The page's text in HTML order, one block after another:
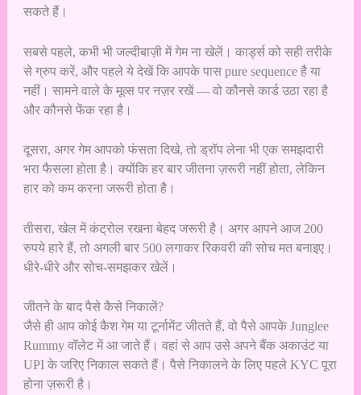
सकते हैं।
सबसे पहले, कभी भी जल्दीबाज़ी में गेम ना खेलें। कार्ड्स को सही तरीके
से ग्रुप करें, और पहले ये देखें कि आपके पास pure sequence है या
नहीं। सामने वाले के मूव्स पर नज़र रखें — वो कौनसे कार्ड उठा रहा है
और कौनसे फेंक रहा है।
दूसरा, अगर गेम आपको फंसता दिखे, तो ड्रॉप लेना भी एक समझदारी
भरा फैसला होता है। क्योंकि हर बार जीतना ज़रूरी नहीं होता, लेकिन
हार को कम करना जरूरी होता है।
तीसरा, खेल में कंट्रोल रखना बेहद जरूरी है। अगर आपने आज 200
रुपये हारे हैं, तो अगली बार 500 लगाकर रिकवरी की सोच मत बनाइए।
धीरे-धीरे और सोच-समझकर खेलें।
जीतने के बाद पैसे कैसे निकालें?
जैसे ही आप कोई कैश गेम या टूर्नामेंट जीतते हैं, वो पैसे आपके Junglee
Rummy वॉलेट में आ जाते हैं। वहां से आप उसे अपने बैंक अकाउंट या
UPI के जरिए निकाल सकते हैं। पैसे निकालने के लिए पहले KYC पूरा
होना ज़रूरी है।